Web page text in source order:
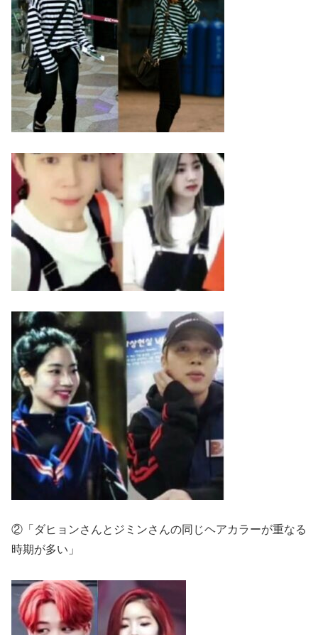
②「ダヒョンさんとジミンさんの同じヘアカラーが重なる
時期が多い」